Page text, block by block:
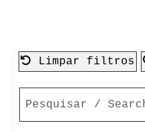
Limpar filtros